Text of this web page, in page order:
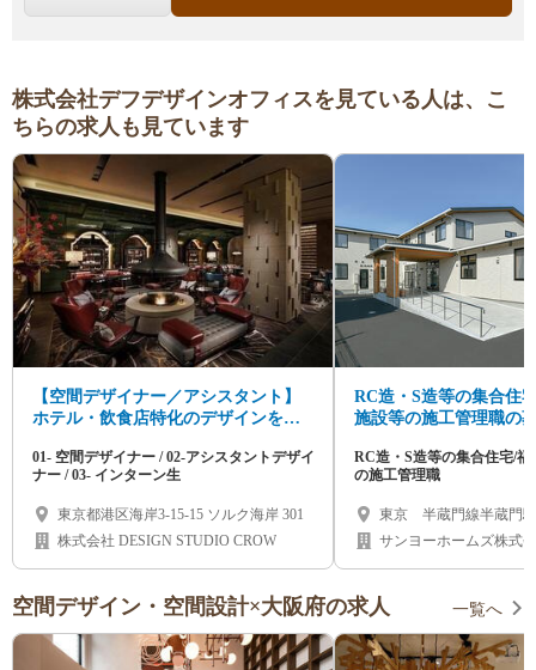
株式会社デフデザインオフィスを見ている人は、こ
ちらの求人も見ています
【空間デザイナー／アシスタント】
ホテル・飲食店特化のデザインを追
01- 空間デザイナー / 02-アシスタントデザイ
ナー / 03- インターン生
東京都港区海岸3-15-15 ソルク海岸 301
株式会社 DESIGN STUDIO CROW
RC造・S造等の集合住
施設等の施工管理職の
RC造・S造等の集合住宅/
の施工管理職
東京 半蔵門線半蔵門
サンヨーホームズ株式
空間デザイン・空間設計×大阪府の求人 一覧へ